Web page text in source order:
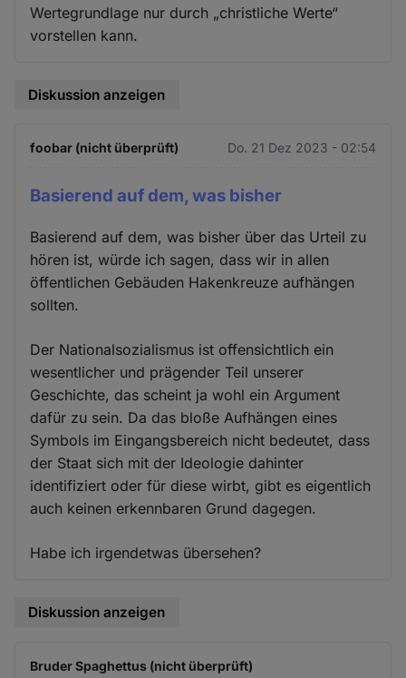
Wertegrundlage nur durch „christliche Werte“
vorstellen kann.
Diskussion anzeigen
foobar (nicht überprüft) Do. 21 Dez 2023 - 02:54
Basierend auf dem, was bisher
Basierend auf dem, was bisher über das Urteil zu
hören ist, würde ich sagen, dass wir in allen
öffentlichen Gebäuden Hakenkreuze aufhängen
sollten.
Der Nationalsozialismus ist offensichtlich ein
wesentlicher und prägender Teil unserer
Geschichte, das scheint ja wohl ein Argument
dafür zu sein. Da das bloße Aufhängen eines
Symbols im Eingangsbereich nicht bedeutet, dass
der Staat sich mit der Ideologie dahinter
identifiziert oder für diese wirbt, gibt es eigentlich
auch keinen erkennbaren Grund dagegen.
Habe ich irgendetwas übersehen?
Diskussion anzeigen
Bruder Spaghettus (nicht überprüft)